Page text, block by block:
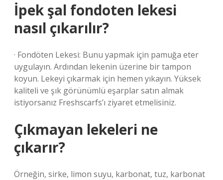
İpek şal fondoten lekesi
nasıl çıkarılır?
· Fondöten Lekesi: Bunu yapmak için pamuğa eter
uygulayın. Ardından lekenin üzerine bir tampon
koyun. Lekeyi çıkarmak için hemen yıkayın. Yüksek
kaliteli ve şık görünümlü eşarplar satın almak
istiyorsanız Freshscarfs’ı ziyaret etmelisiniz.
Çıkmayan lekeleri ne
çıkarır?
Örneğin, sirke, limon suyu, karbonat, tuz, karbonat